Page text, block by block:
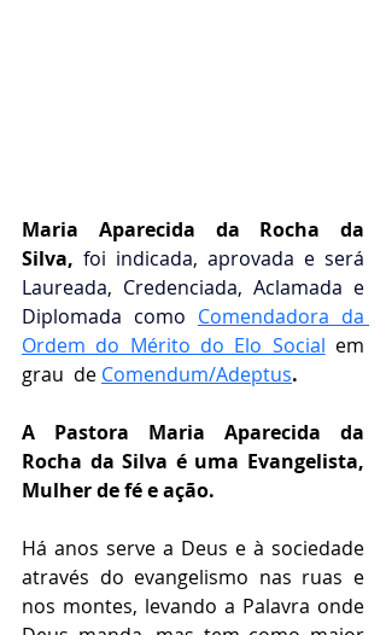
Maria Aparecida da Rocha da
Silva, foi indicada, aprovada e será
Laureada, Credenciada, Aclamada e
Diplomada como Comendadora da
Ordem do Mérito do Elo Social em
grau  de Comendum/Adeptus.
A Pastora Maria Aparecida da
Rocha da Silva é uma Evangelista,
Mulher de fé e ação.
Há anos serve a Deus e à sociedade
através do evangelismo nas ruas e
nos montes, levando a Palavra onde